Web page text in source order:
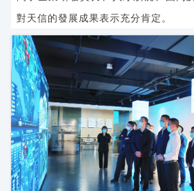
對天信的發展成果表示充分肯定。